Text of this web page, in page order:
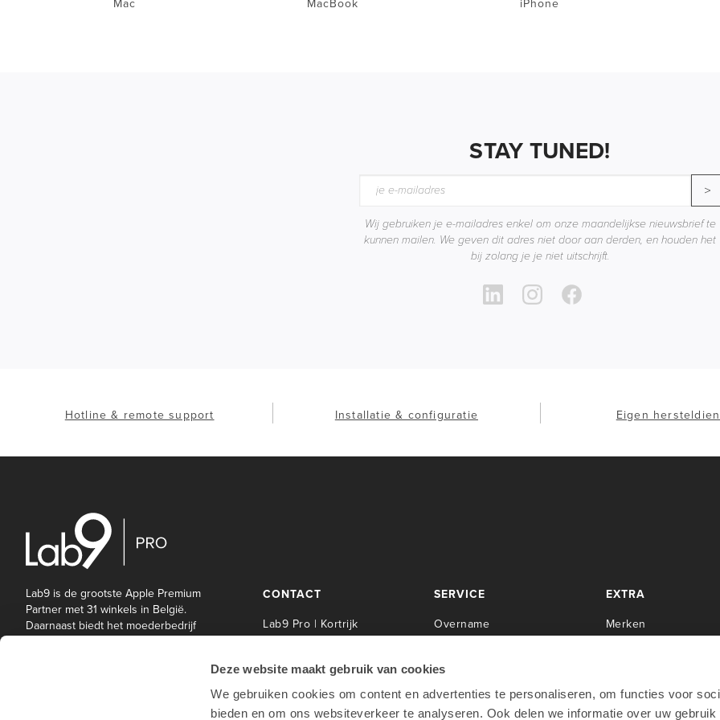
Deze website maakt gebruik van cookies
We gebruiken cookies om content en advertenties te personaliseren, om functies voor
bieden en om ons websiteverkeer te analyseren. Ook delen we informatie over uw gebruik
Mac MacBook iPhone
STAY TUNED!
>
Wij gebruiken je e-mailadres enkel om onze maandelijkse nieuwsbrief te
kunnen mailen. We geven dit adres niet door aan derden, en houden het
bij zolang je je niet uitschrijft.
Hotline & remote support Installatie & configuratie Eigen
Lab9 is de grootste Apple Premium
Partner met 31 winkels in België.
Daarnaast biedt het moederbedrijf
CONTACT
Lab9 Pro | Kortrijk
| Kortrijk
Lab9 Pro | Antwerpen
SERVICE
Overname
Installaties
O
pleidingen
EXTRA
Merken
Werken bij Lab9